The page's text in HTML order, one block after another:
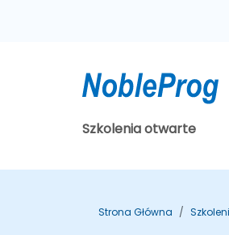
Szkolenia otwarte
Strona Główna